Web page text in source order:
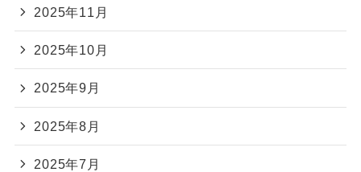
2025年11月
2025年10月
2025年9月
2025年8月
2025年7月